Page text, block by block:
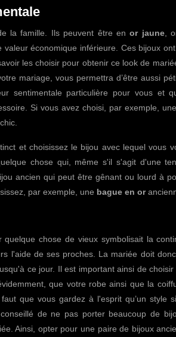
la famille. Ils peuvent être enor jaune,
économique inférieure. Ces bijoux
les choisir pour obtenir ce look de
mariage, vous permettra d’être aussi
sentimentale particulière pour vous et
Si vous avez choisi, par exemple, une
et choisissez le bijou avec lequel vous
chose qui, même s'il s'agit d'une
ancien qui peut être gênant ou lourd à
par exemple, une bague en or
chose de vieux symbolisait la
l'aide de ses proches. La mariée doit
ce jour. Il est important ainsi de choisir
que votre robe ainsi que la
que vous gardez à l'esprit qu’un style
de ne pas porter beaucoup de
Ainsi, opter pour une paire de bijoux